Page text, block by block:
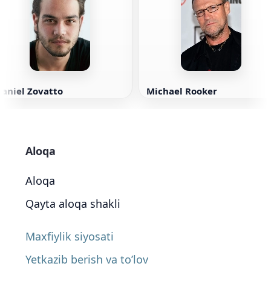
Zovatto Michael Rooker
Aloqa
Aloqa
Qayta aloqa shakli
Maxfiylik siyosati
Yetkazib berish va to’lov